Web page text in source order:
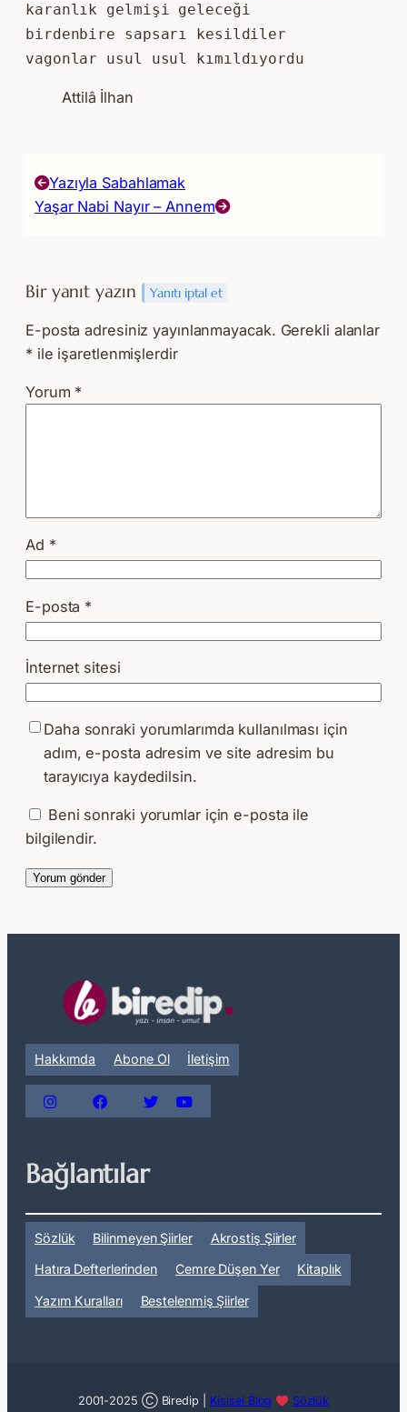
karanlık gelmişi geleceği
birdenbire sapsarı kesildiler
vagonlar usul usul kımıldıyordu
Attilâ İlhan
Yazıyla Sabahlamak
Yaşar Nabi Nayır – Annem
Bir yanıt yazın Yanıtı iptal et
E-posta adresiniz yayınlanmayacak. Gerekli alanlar
* ile işaretlenmişlerdir
Yorum *
Ad *
E-posta *
İnternet sitesi
Daha sonraki yorumlarımda kullanılması için
adım, e-posta adresim ve site adresim bu
tarayıcıya kaydedilsin.
Beni sonraki yorumlar için e-posta ile
bilgilendir.
Hakkımda Abone Ol İletişim
Bağlantılar
Sözlük Bilinmeyen Şiirler Akrostiş Şiirler
Hatıra Defterlerinden Cemre Düşen Yer Kitaplık
Yazım Kuralları Bestelenmiş Şiirler
2001-2025 Ⓒ Biredip | Kişisel Blog Sözlük